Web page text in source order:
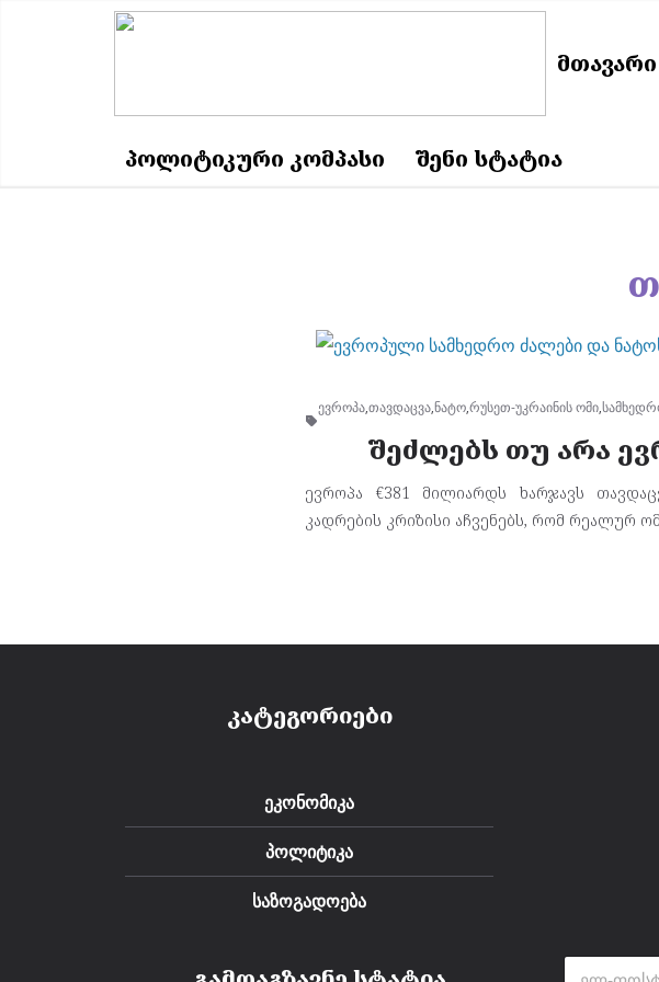
ᲛᲗᲐᲕᲐᲠᲘ
ᲞᲝᲚᲘᲢᲘᲙᲣᲠᲘ ᲙᲝᲛᲞᲐᲡᲘ ᲨᲔᲜᲘ ᲡᲢᲐᲢᲘᲐ
ევროპა,თავდაცვა,ნატო,რუსეთ-უკრაინის ომი,
შეძლებს თუ არა
ევროპა €381 მილიარდს ხარჯავს
კადრების კრიზისი აჩვენებს, რომ რეალურ
კატეგორიები
ეკონომიკა
პოლიტიკა
საზოგადოება